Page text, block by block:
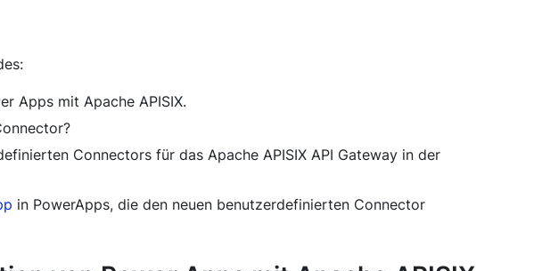
Apps mit Apache APISIX.
Connectors für das Apache APISIX API Gateway in der
in PowerApps, die den neuen benutzerdefinierten Connector